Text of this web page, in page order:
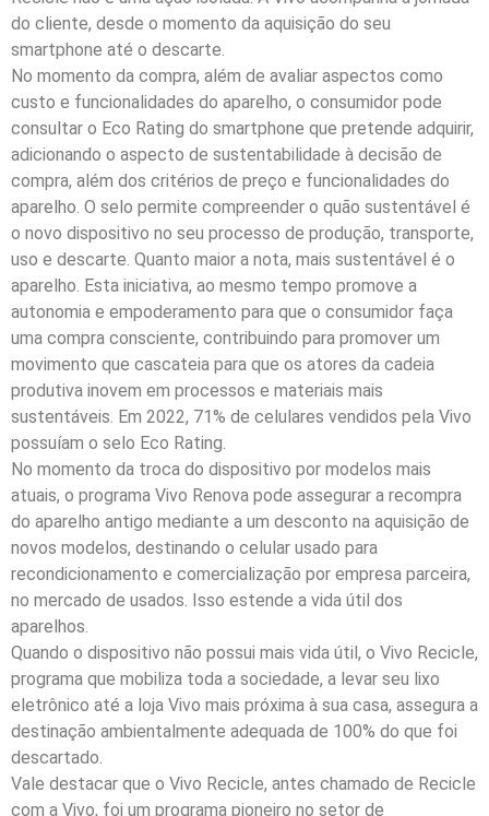
do cliente, desde o momento da aquisição do seu
smartphone até o descarte.
No momento da compra, além de avaliar aspectos como
custo e funcionalidades do aparelho, o consumidor pode
consultar o Eco Rating do smartphone que pretende adquirir,
adicionando o aspecto de sustentabilidade à decisão de
compra, além dos critérios de preço e funcionalidades do
aparelho. O selo permite compreender o quão sustentável é
o novo dispositivo no seu processo de produção, transporte,
uso e descarte. Quanto maior a nota, mais sustentável é o
aparelho. Esta iniciativa, ao mesmo tempo promove a
autonomia e empoderamento para que o consumidor faça
uma compra consciente, contribuindo para promover um
movimento que cascateia para que os atores da cadeia
produtiva inovem em processos e materiais mais
sustentáveis. Em 2022, 71% de celulares vendidos pela Vivo
possuíam o selo Eco Rating.
No momento da troca do dispositivo por modelos mais
atuais, o programa Vivo Renova pode assegurar a recompra
do aparelho antigo mediante a um desconto na aquisição de
novos modelos, destinando o celular usado para
recondicionamento e comercialização por empresa parceira,
no mercado de usados. Isso estende a vida útil dos
aparelhos.
Quando o dispositivo não possui mais vida útil, o Vivo Recicle,
programa que mobiliza toda a sociedade, a levar seu lixo
eletrônico até a loja Vivo mais próxima à sua casa, assegura a
destinação ambientalmente adequada de 100% do que foi
descartado.
Vale destacar que o Vivo Recicle, antes chamado de Recicle
com a Vivo, foi um programa pioneiro no setor de